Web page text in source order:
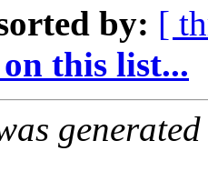
by: [
this list...